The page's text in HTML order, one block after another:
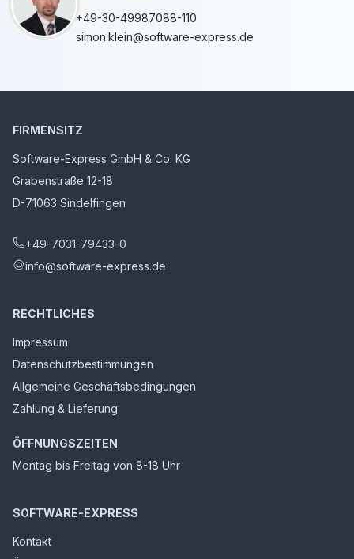
+49-30-49987088-110
simon.klein@software-express.de
FIRMENSITZ
Software-Express GmbH & Co. KG
Grabenstraße 12-18
D-71063 Sindelfingen
+49-7031-79433-0
info@software-express.de
RECHTLICHES
Impressum
Datenschutzbestimmungen
Allgemeine Geschäftsbedingungen
Zahlung & Lieferung
ÖFFNUNGSZEITEN
Montag bis Freitag von 8-18 Uhr
SOFTWARE-EXPRESS
Kontakt